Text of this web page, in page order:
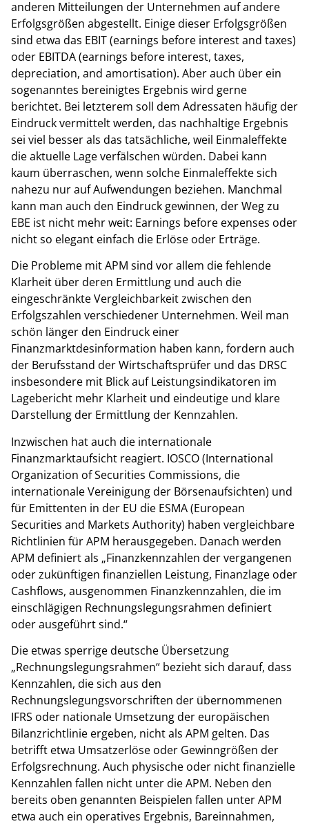
anderen Mitteilungen der Unternehmen auf andere
Erfolgsgrößen abgestellt. Einige dieser Erfolgsgrößen
sind etwa das EBIT (earnings before interest and taxes)
oder EBITDA (earnings before interest, taxes,
depreciation, and amortisation). Aber auch über ein
sogenanntes bereinigtes Ergebnis wird gerne
berichtet. Bei letzterem soll dem Adressaten häufig der
Eindruck vermittelt werden, das nachhaltige Ergebnis
sei viel besser als das tatsächliche, weil Einmaleffekte
die aktuelle Lage verfälschen würden. Dabei kann
kaum überraschen, wenn solche Einmaleffekte sich
nahezu nur auf Aufwendungen beziehen. Manchmal
kann man auch den Eindruck gewinnen, der Weg zu
EBE ist nicht mehr weit: Earnings before expenses oder
nicht so elegant einfach die Erlöse oder Erträge.
Die Probleme mit APM sind vor allem die fehlende
Klarheit über deren Ermittlung und auch die
eingeschränkte Vergleichbarkeit zwischen den
Erfolgszahlen verschiedener Unternehmen. Weil man
schön länger den Eindruck einer
Finanzmarktdesinformation haben kann, fordern auch
der Berufsstand der Wirtschaftsprüfer und das DRSC
insbesondere mit Blick auf Leistungsindikatoren im
Lagebericht mehr Klarheit und eindeutige und klare
Darstellung der Ermittlung der Kennzahlen.
Inzwischen hat auch die internationale
Finanzmarktaufsicht reagiert. IOSCO (International
Organization of Securities Commissions, die
internationale Vereinigung der Börsenaufsichten) und
für Emittenten in der EU die ESMA (European
Securities and Markets Authority) haben vergleichbare
Richtlinien für APM herausgegeben. Danach werden
APM definiert als „Finanzkennzahlen der vergangenen
oder zukünftigen finanziellen Leistung, Finanzlage oder
Cashflows, ausgenommen Finanzkennzahlen, die im
einschlägigen Rechnungslegungsrahmen definiert
oder ausgeführt sind.“
Die etwas sperrige deutsche Übersetzung
„Rechnungslegungsrahmen“ bezieht sich darauf, dass
Kennzahlen, die sich aus den
Rechnungslegungsvorschriften der übernommenen
IFRS oder nationale Umsetzung der europäischen
Bilanzrichtlinie ergeben, nicht als APM gelten. Das
betrifft etwa Umsatzerlöse oder Gewinngrößen der
Erfolgsrechnung. Auch physische oder nicht finanzielle
Kennzahlen fallen nicht unter die APM. Neben den
bereits oben genannten Beispielen fallen unter APM
etwa auch ein operatives Ergebnis, Bareinnahmen,